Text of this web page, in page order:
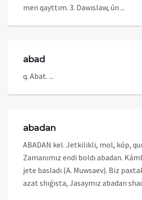
men qayttım. 3. Dawıslaw, ún ...
abad
q. Abat. ...
abadan
ABADAN kel. Jetkilikli, mol, kóp,
Zamanımız endi boldı abadan.
jete basladı (A. Muwsaev). Biz
azat shıǵısta, Jasaymız abadan